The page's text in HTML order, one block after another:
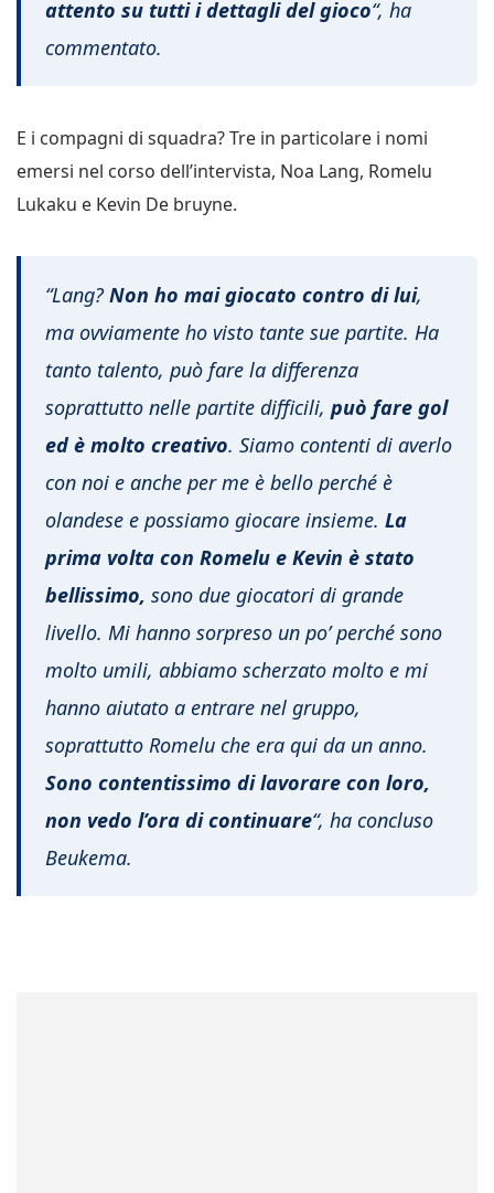
attento su tutti i dettagli del gioco“, ha
commentato.
E i compagni di squadra? Tre in particolare i nomi
emersi nel corso dell’intervista, Noa Lang, Romelu
Lukaku e Kevin De bruyne.
“Lang?Non ho mai giocato contro di lui,
ma ovviamente ho visto tante sue partite. Ha
tanto talento, può fare la differenza
soprattutto nelle partite difficili, può fare gol
ed è molto creativo. Siamo contenti di averlo
con noi e anche per me è bello perché è
olandese e possiamo giocare insieme. La
prima volta con Romelu e Kevin è stato
bellissimo, sono due giocatori di grande
livello. Mi hanno sorpreso un po’ perché sono
molto umili, abbiamo scherzato molto e mi
hanno aiutato a entrare nel gruppo,
soprattutto Romelu che era qui da un anno.
Sono contentissimo di lavorare con loro,
non vedo l’ora di continuare“, ha concluso
Beukema.